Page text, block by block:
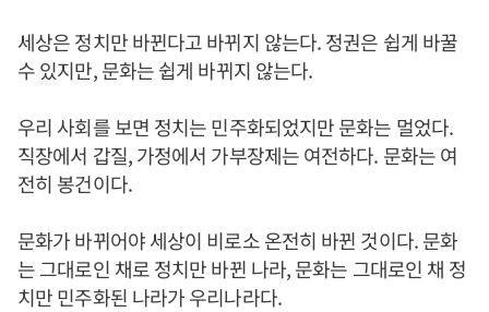
세상은 정치만 바뀐다고 바뀌지 않는다. 정권은 쉽게 바꿀
수 있지만, 문화는 쉽게 바뀌지 않는다.
우리 사회를 보면 정치는 민주화되었지만 문화는 멀었다.
직장에서 갑질, 가정에서 가부장제는 여전하다. 문화는 여
전히 봉건이다.
문화가 바뀌어야 세상이 비로소 온전히 바뀐 것이다. 문화
는 그대로인 채로 정치만 바뀐 나라, 문화는 그대로인 채 정
치만 민주화된 나라가 우리나라다.